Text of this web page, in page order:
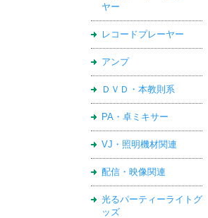
ヤー
レコードプレーヤー
アンプ
ＤＶＤ・本教則系
PA・卓ミキサー
VJ・照明機材関連
配信・映像関連
光るパーティーライトグ
ッズ